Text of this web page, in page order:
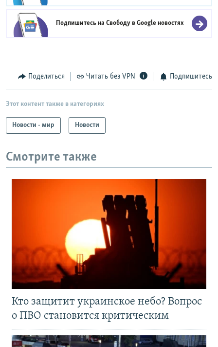
Подпишитесь на Свободу вGoogle новостях
Поделиться Читать без VPN Подпишитесь
Этот контент также в категориях
Новости - мир Новости
Смотрите также
Кто защитит украинское небо? Вопрос
о ПВО становится критическим